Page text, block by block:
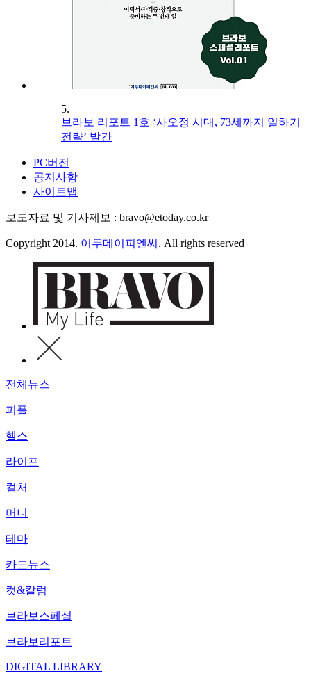
5.
브라보 리포트 1호 ‘사오정 시대, 73세까지 일하기
전략’ 발간
PC버전
공지사항
사이트맵
보도자료 및 기사제보 : bravo@etoday.co.kr
Copyright 2014. 이투데이피엔씨 . All rights reserved
전체뉴스
피플
헬스
라이프
컬처
머니
테마
카드뉴스
컷&칼럼
브라보스페셜
브라보리포트
DIGITAL LIBRARY